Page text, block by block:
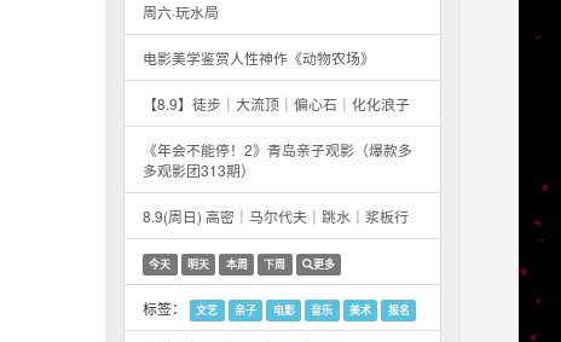
周六·玩水局
电影美学鉴赏人性神作《动物农场》
【8.9】徒步｜大流顶｜偏心石｜化化浪子
《年会不能停！2》青岛亲子观影（爆款多
多观影团313期）
8.9(周日) 高密｜马尔代夫｜跳水｜浆板行
今天 明天 本周 下周 更多
标签： 文艺 亲子 电影 音乐 美术 报名